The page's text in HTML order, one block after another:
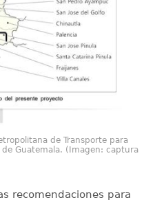
de Transporte para
Guatemala. (Imagen: captura
recomendaciones para